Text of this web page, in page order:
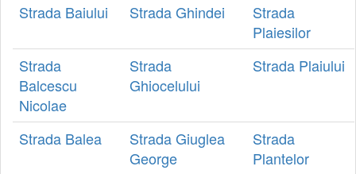
Strada Baiului Strada Ghindei
Strada
Plaiesilor
Strada
Balcescu
Nicolae
Strada
Ghiocelului
Strada Plaiului
Strada Balea
Strada Giuglea
George
Strada
Plantelor